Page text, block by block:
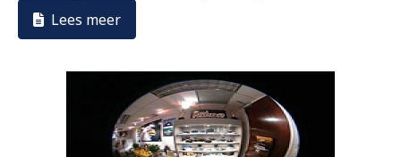
Lees meer